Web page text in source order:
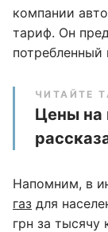
компании
тариф. Он
потребленный
ЧИТАЙТЕ
Цены на
Напомним, в
газ для
грн за